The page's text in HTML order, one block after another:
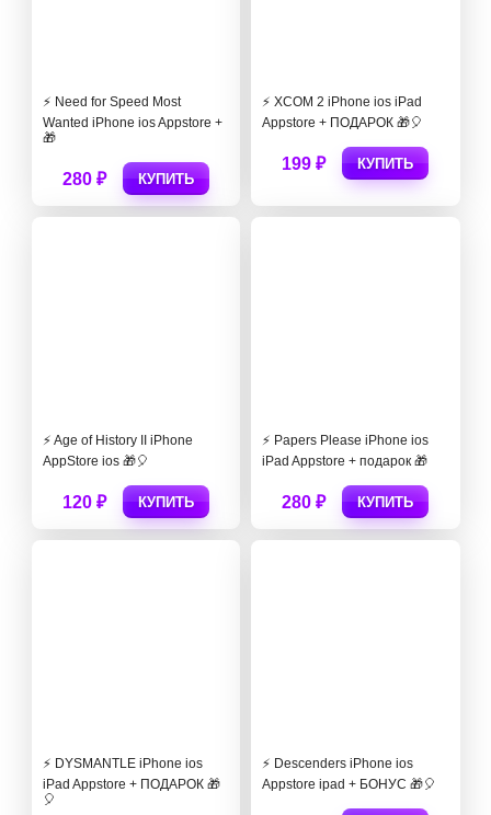
⚡️ Need for Speed Most
Wanted iPhone ios Appstore +
🎁
280 ₽ КУПИТЬ
⚡️ XCOM 2 iPhone ios iPad
Appstore + ПОДАРОК 🎁🎈
199 ₽ КУПИТЬ
⚡️ Age of History II iPhone
AppStore ios 🎁🎈
120 ₽ КУПИТЬ
⚡️ Papers Please iPhone ios
iPad Appstore + подарок 🎁
280 ₽ КУПИТЬ
⚡️ DYSMANTLE iPhone ios
iPad Appstore + ПОДАРОК 🎁
🎈
⚡️ Descenders iPhone ios
Appstore ipad + БОНУС 🎁🎈